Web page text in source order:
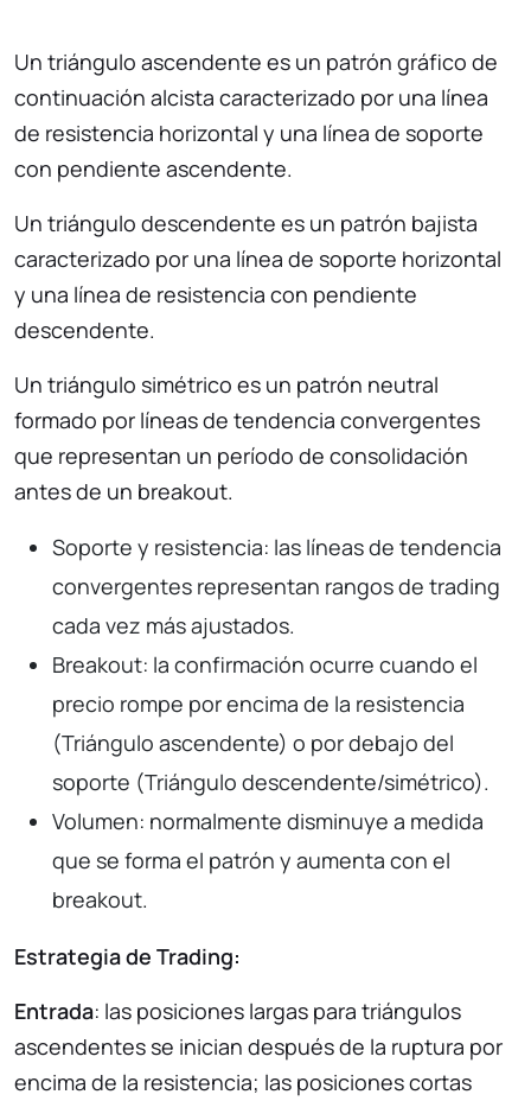
Un triángulo ascendente es un patrón gráfico de
continuación alcista caracterizado por una línea
de resistencia horizontal y una línea de soporte
con pendiente ascendente.
Un triángulo descendente es un patrón bajista
caracterizado por una línea de soporte horizontal
y una línea de resistencia con pendiente
descendente.
Un triángulo simétrico es un patrón neutral
formado por líneas de tendencia convergentes
que representan un período de consolidación
antes de un breakout.
Soporte y resistencia: las líneas de tendencia
convergentes representan rangos de trading
cada vez más ajustados.
Breakout: la confirmación ocurre cuando el
precio rompe por encima de la resistencia
(Triángulo ascendente) o por debajo del
soporte (Triángulo descendente/simétrico).
Volumen: normalmente disminuye a medida
que se forma el patrón y aumenta con el
breakout.
Estrategia de Trading:
Entrada: las posiciones largas para triángulos
ascendentes se inician después de la ruptura por
encima de la resistencia; las posiciones cortas